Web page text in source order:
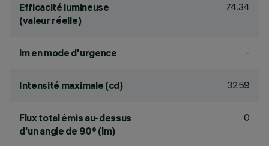
Efficacité lumineuse
(valeur réelle)
74.34
lm en mode d'urgence -
Intensité maximale (cd) 3259
Flux total émis au-dessus
d'un angle de 90° (lm)
0